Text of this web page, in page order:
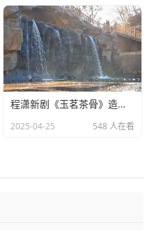
程潇新剧《玉茗茶骨》造型引热议：灵动少女却略显老态
2025-04-25 548 人在看